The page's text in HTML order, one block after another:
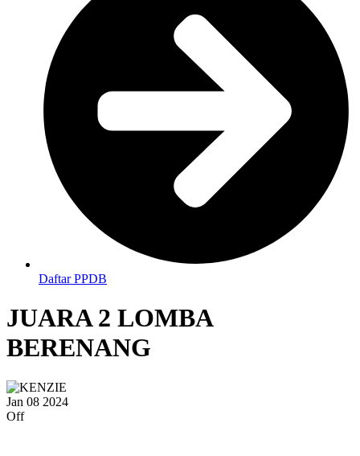
Daftar PPDB
JUARA 2 LOMBA
BERENANG
Jan 08 2024
Off